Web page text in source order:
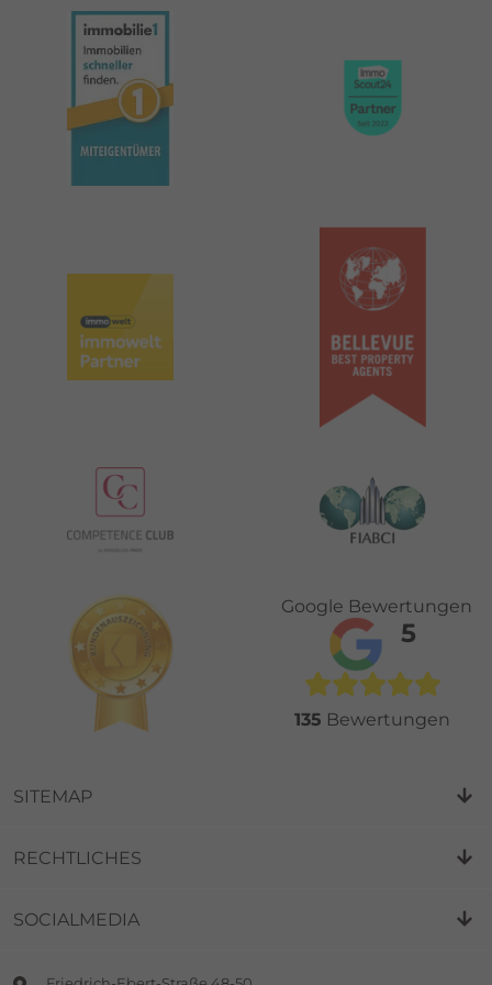
Google Bewertungen
5
135 Bewertungen
SITEMAP
RECHTLICHES
SOCIALMEDIA